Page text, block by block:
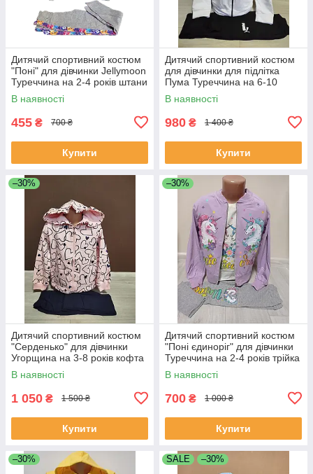
Дитячий спортивний костюм
"Поні" для дівчинки Jellymoon
Туреччина на 2-4 років штани
з кофтою
В наявності
455 ₴ 700 ₴
Купити
Дитячий спортивний костюм
для дівчинки для підлітка
Пума Туреччина на 6-10
років куртка і штани білий
В наявності
980 ₴ 1 400 ₴
Купити
–30%
Дитячий спортивний костюм
"Серденько" для дівчинки
Угорщина на 3-8 років кофта
та штани рожевий і червоний
В наявності
1 050 ₴ 1 500 ₴
Купити
–30%
Дитячий спортивний костюм
"Поні єдиноріг" для дівчинки
Туреччина на 2-4 років трійка
кофта з футболкою та
штанами
В наявності
700 ₴ 1 000 ₴
Купити
–30% SALE –30%